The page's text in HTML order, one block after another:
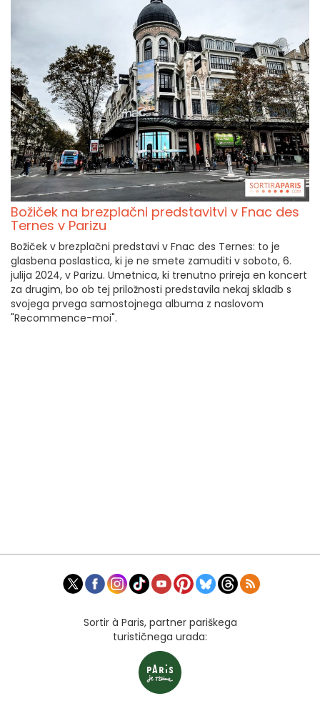
Božiček na brezplačni predstavitvi v Fnac des
Ternes v Parizu
Božiček v brezplačni predstavi v Fnac des Ternes: to je
glasbena poslastica, ki je ne smete zamuditi v soboto, 6.
julija 2024, v Parizu. Umetnica, ki trenutno prireja en koncert
za drugim, bo ob tej priložnosti predstavila nekaj skladb s
svojega prvega samostojnega albuma z naslovom
"Recommence-moi".
Sortir à Paris, partner pariškega
turističnega urada: